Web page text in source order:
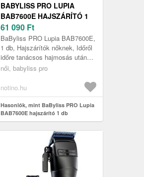
BABYLISS PRO LUPIA
BAB7600E HAJSZÁRÍTÓ 1
DB
61 090 Ft
BaByliss PRO Lupia BAB7600E,
1 db, Hajszárítók nőknek, Időről
időre tanácsos hajmosás után
hagyni a hajat levegőn
v...
női, babyliss pro
notino.hu
Hasonlók, mint BaByliss PRO Lupia
BAB7600E hajszárító 1 db